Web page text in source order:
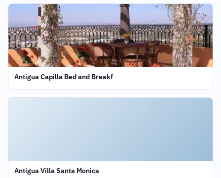
Antigua Capilla Bed and Breakf
Antigua Villa Santa Monica